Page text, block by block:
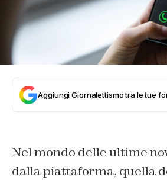
Aggiungi Giornalettismo tra le tue
Nel mondo delle ultime
dalla piattaforma, quella